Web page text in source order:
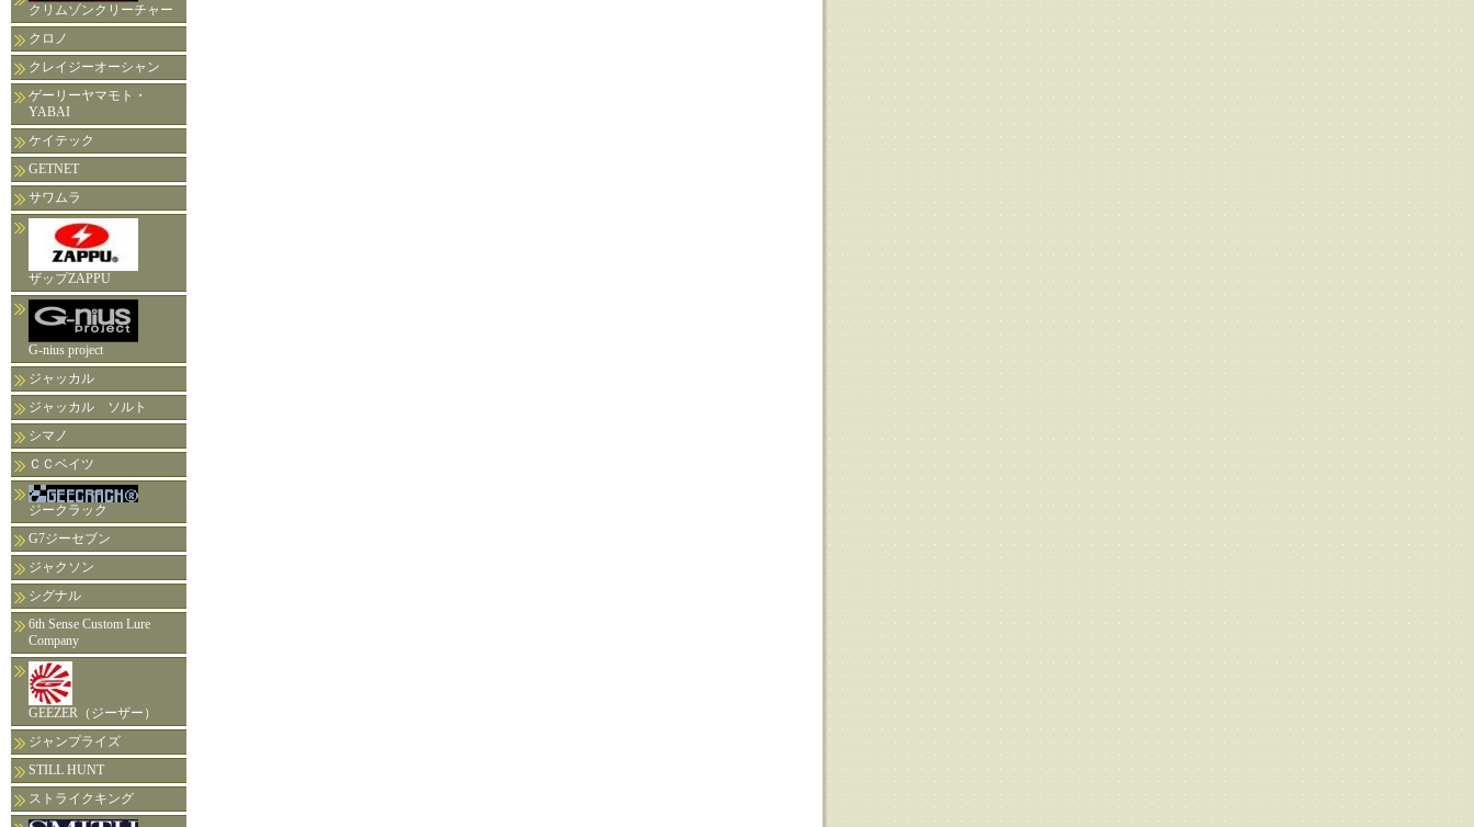
クリムゾンクリーチャー
クロノ
クレイジーオーシャン
ゲーリーヤマモト・
YABAI
ケイテック
GETNET
サワムラ
ザップZAPPU
G-nius project
ジャッカル
ジャッカル ソルト
シマノ
ＣＣベイツ
ジークラック
G7ジーセブン
ジャクソン
シグナル
6th Sense Custom Lure
Company
GEEZER（ジーザー）
ジャンプライズ
STILL HUNT
ストライクキング